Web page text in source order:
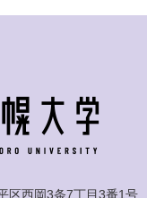
西岡3条7丁目3番1号